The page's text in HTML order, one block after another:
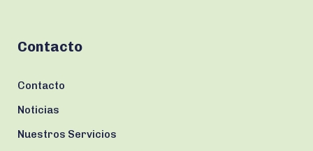
Contacto
Contacto
Noticias
Nuestros Servicios